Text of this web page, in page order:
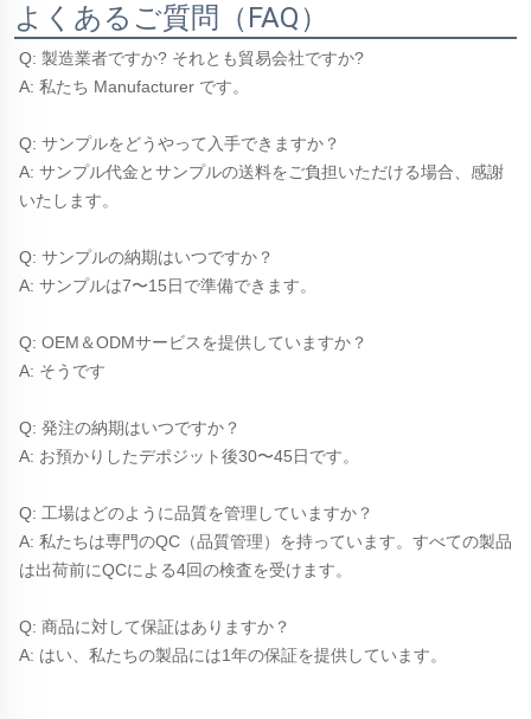
よくあるご質問（FAQ）
Q: 製造業者ですか? それとも貿易会社ですか?
A: 私たち Manufacturer です。
Q: サンプルをどうやって入手できますか？
A: サンプル代金とサンプルの送料をご負担いただける場合、感謝
いたします。
Q: サンプルの納期はいつですか？
A: サンプルは7〜15日で準備できます。
Q: OEM＆ODMサービスを提供していますか？
A: そうです
Q: 発注の納期はいつですか？
A: お預かりしたデポジット後30〜45日です。
Q: 工場はどのように品質を管理していますか？
A: 私たちは専門のQC（品質管理）を持っています。すべての製品
は出荷前にQCによる4回の検査を受けます。
Q: 商品に対して保証はありますか？
A: はい、私たちの製品には1年の保証を提供しています。